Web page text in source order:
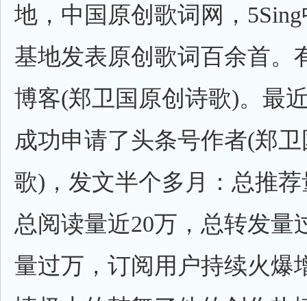
地，中国原创歌词网，
基地发表原创歌词百余首。
博客(郑卫国原创诗歌)。最
成功申请了头条号作者(郑
歌)，发文半个多月：总推荐
总阅读量近20万，总转发量
量过万，订阅用户持续火爆